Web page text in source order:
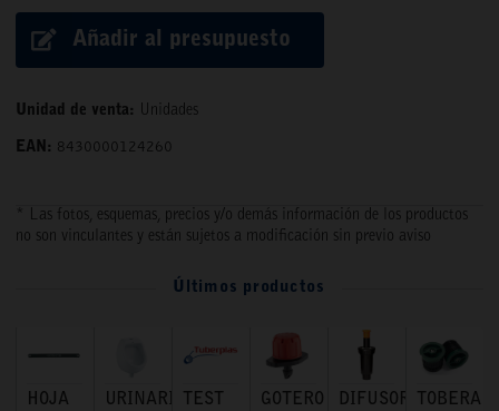
Añadir al presupuesto
Unidad de venta: Unidades
EAN: 8430000124260
* Las fotos, esquemas, precios y/o demás información de los productos
no son vinculantes y están sujetos a modificación sin previo aviso
Últimos productos
HOJA
URINARIO
TEST
GOTERO
DIFUSOR
TOBERA